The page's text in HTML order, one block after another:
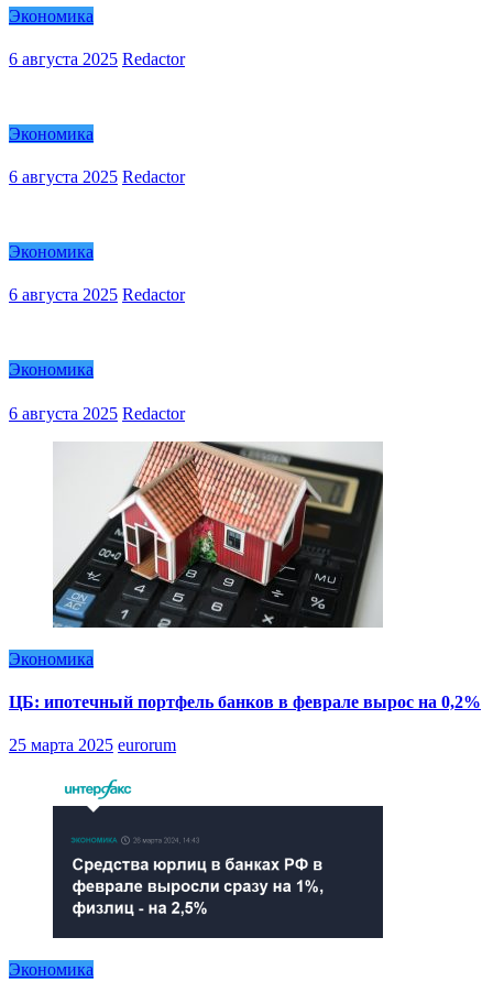
Экономика
6 августа 2025 Redactor
Экономика
6 августа 2025 Redactor
Экономика
6 августа 2025 Redactor
Экономика
6 августа 2025 Redactor
Экономика
ЦБ: ипотечный портфель банков в феврале вырос на 0,2%
25 марта 2025 eurorum
Экономика